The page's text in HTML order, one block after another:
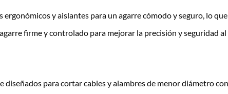
y aislantes para un agarre cómodo y seguro, lo
firme y controlado para mejorar la precisión y seguridad al
diseñados para cortar cables y alambres de menor diámetro